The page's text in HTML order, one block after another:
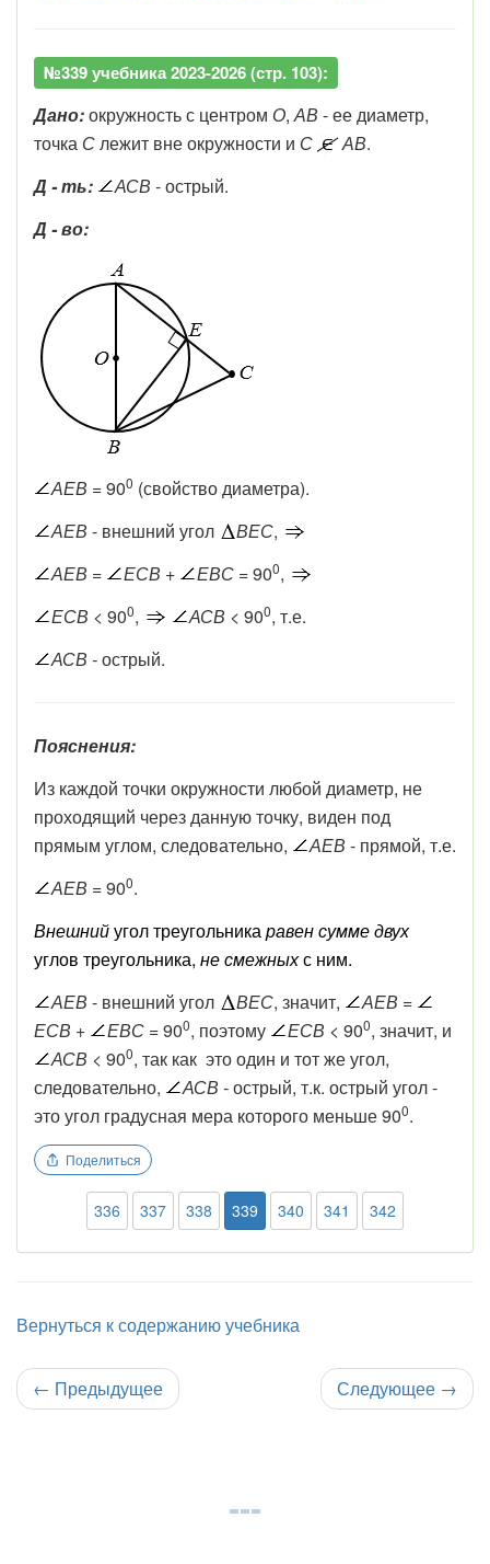
№339 учебника 2023-2026 (стр. 103):
Дано:окружность с центром О, АВ - ее диаметр,
точка С лежит вне окружности и С АВ.
Д - ть:
АСВ - острый.
Д - во:
АЕВ = 900 (свойство диаметра).
АЕВ - внешний угол ВЕС,
АЕВ =
ЕСВ + ЕВС = 900,
ЕСВ < 900, АСВ < 900, т.е.
АСВ -острый.
Пояснения:
Из каждой точки окружности любой диаметр, не
проходящий через данную точку, виден под
прямым углом, следовательно, АЕВ - прямой, т.е.
АЕВ = 900.
Внешнийугол треугольника равенсуммедвух
углов треугольника, не смежныхс ним.
АЕВ - внешний угол ВЕС, значит,
АЕВ =
ЕСВ + ЕВС = 900, поэтому ЕСВ < 900, значит, и
АСВ < 900, так как это один и тот же угол,
следовательно,
АСВ -острый, т.к. острый угол -
это угол градусная мера которого меньше 900.
Поделиться
336 337 338 339 340 341 342
Вернуться к содержанию учебника
← Предыдущее Следующее →